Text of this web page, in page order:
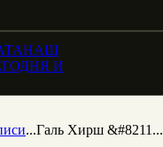
НАШ
И
...Галь Хирш &#8211...